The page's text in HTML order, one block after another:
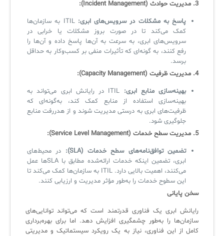
3. مدیریت حوادث (Incident Management):
پاسخ به مشکلات در سرویس‌های ابری:
ITIL به سازمان‌ها
کمک می‌کند تا در صورت بروز مشکلات یا خرابی در
سرویس‌های ابری، به سرعت به آن‌ها پاسخ داده و آن‌ها را
رفع کنند، به گونه‌ای که تأثیرات منفی بر کسب‌وکار به حداقل
برسد.
4. مدیریت ظرفیت (Capacity Management):
بهینه‌سازی منابع ابری:
ITIL در رایانش ابری می‌تواند به
بهینه‌سازی استفاده از منابع کمک کند، به‌گونه‌ای که
ظرفیت‌های ابری به درستی مدیریت شوند و از هدررفت منابع
جلوگیری شود.
5. مدیریت سطح خدمات (Service Level Management):
تضمین توافق‌نامه‌های سطح خدمات (SLA):
در محیط‌های
ابری، تضمین اینکه خدمات ارائه‌شده مطابق با SLAها عمل
می‌کنند، اهمیت بالایی دارد. ITIL به سازمان‌ها کمک می‌کند تا
این سطوح خدمات را به‌طور مؤثر مدیریت و ارزیابی کنند.
سخن پایانی
رایانش ابری یک فناوری قدرتمند است که می‌تواند توانایی‌های
سازمان‌ها را به‌طور چشمگیری افزایش دهد. اما برای بهره‌برداری
کامل از این فناوری، نیاز به یک رویکرد سیستماتیک و مدیریتی